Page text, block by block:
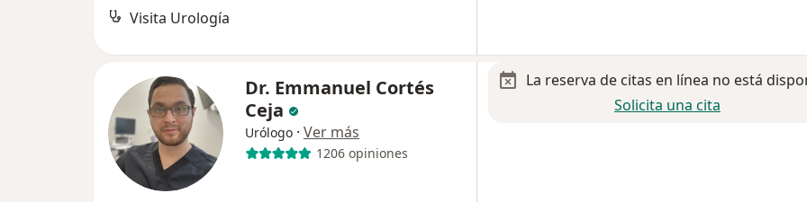
Visita Urología
Dr. Emmanuel Cortés
Ceja
Urólogo · Ver más
1206 opiniones
La reserva de citas en línea no está
Solicita una cita